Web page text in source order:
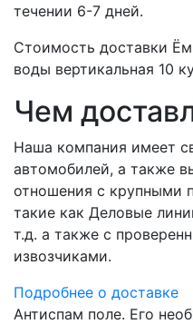
течении 6-7 дней.
Стоимость доставки
воды вертикальная 10
Чем
Наша компания имеет
автомобилей, а также
отношения с крупными
такие как Деловые
т.д. а также с
извозчиками.
Подробнее о доставке
Антиспам поле. Его